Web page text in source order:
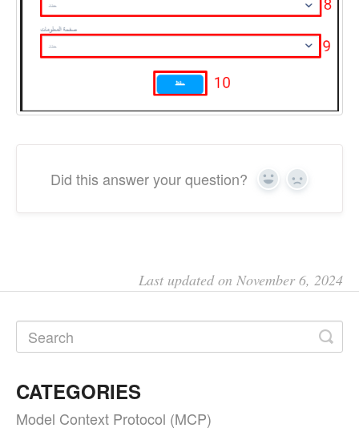
Did this answer your question? Yes No
Last updated on November 6, 2024
CATEGORIES
Model Context Protocol (MCP)